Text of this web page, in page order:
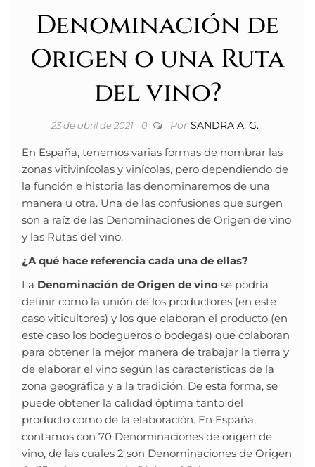
Denominación de
Origen o una Ruta
del vino?
23 de abril de 2021 0 Por SANDRA A. G.
En España, tenemos varias formas de nombrar las
zonas vitivinícolas y vinícolas, pero dependiendo de
la función e historia las denominaremos de una
manera u otra. Una de las confusiones que surgen
son a raíz de las Denominaciones de Origen de vino
y las Rutas del vino.
¿A qué hace referencia cada una de ellas?
La Denominación de Origen de vino se podría
definir como la unión de los productores (en este
caso viticultores) y los que elaboran el producto (en
este caso los bodegueros o bodegas) que colaboran
para obtener la mejor manera de trabajar la tierra y
de elaborar el vino según las características de la
zona geográfica y a la tradición. De esta forma, se
puede obtener la calidad óptima tanto del
producto como de la elaboración. En España,
contamos con 70 Denominaciones de origen de
vino, de las cuales 2 son Denominaciones de Origen